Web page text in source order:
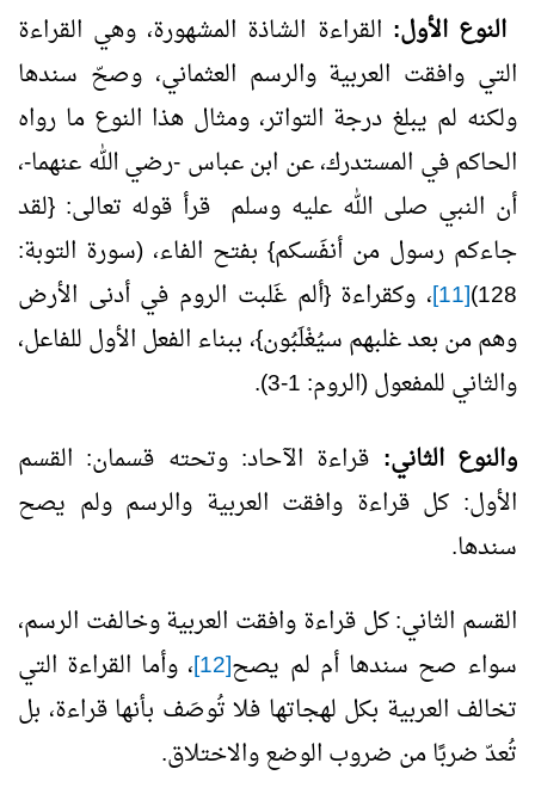
النوع الأول: القراءة الشاذة المشهورة، وهي القراءة
التي وافقت العربية والرسم العثماني، وصحّ سندها
ولكنه لم يبلغ درجة التواتر، ومثال هذا النوع ما رواه
الحاكم في المستدرك، عن ابن عباس -رضي الله عنهما-،
أن النبي صلى الله عليه وسلم قرأ قوله تعالى: {لقد
جاءكم رسول من أنفَسكم} بفتح الفاء، (سورة التوبة:
128)
[11]
، وكقراءة {ألم غَلبت الروم في أدنى الأرض
وهم من بعد غلبهم سيُغْلَبُون}، ببناء الفعل الأول للفاعل،
والثاني للمفعول (الروم: 1-3).
والنوع الثاني: قراءة الآحاد: وتحته قسمان: القسم
الأول: كل قراءة وافقت العربية والرسم ولم يصح
سندها.
القسم الثاني: كل قراءة وافقت العربية وخالفت الرسم،
سواء صح سندها أم لم يصح[12]
، وأما القراءة التي
تخالف العربية بكل لهجاتها فلا تُوصَف بأنها قراءة، بل
تُعدّ ضربًا من ضروب الوضع والاختلاق.